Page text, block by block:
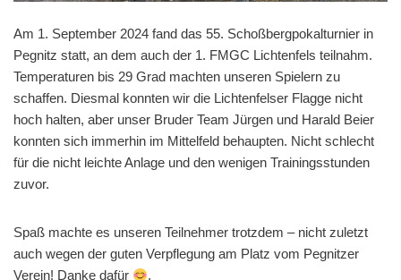
Am 1. September 2024 fand das 55. Schoßbergpokalturnier in
Pegnitz statt, an dem auch der 1. FMGC Lichtenfels teilnahm.
Temperaturen bis 29 Grad machten unseren Spielern zu
schaffen. Diesmal konnten wir die Lichtenfelser Flagge nicht
hoch halten, aber unser Bruder Team Jürgen und Harald Beier
konnten sich immerhin im Mittelfeld behaupten. Nicht schlecht
für die nicht leichte Anlage und den wenigen Trainingsstunden
zuvor.
Spaß machte es unseren Teilnehmer trotzdem – nicht zuletzt
auch wegen der guten Verpflegung am Platz vom Pegnitzer
Verein! Danke dafür
.